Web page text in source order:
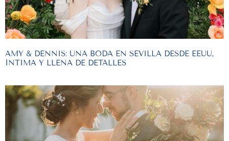
AMY & DENNIS: UNA BODA EN SEVILLA DESDE EEUU,
ÍNTIMA Y LLENA DE DETALLES